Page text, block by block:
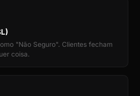
"Não Seguro". Clientes fecham
coisa.